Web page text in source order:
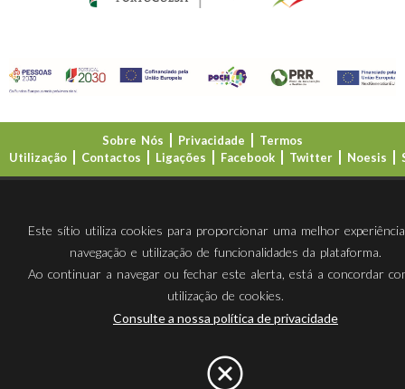
Sobre Nós Privacidade
Termos
Utilização
Contactos Ligações Facebook Twitter Noesis
Este sítio utiliza cookies para proporcionar uma melhor
navegação e utilização de funcionalidades da plataforma.
Ao continuar a navegar ou fechar este alerta, está a concordar
utilização de cookies.
Consulte a nossa política de privacidade